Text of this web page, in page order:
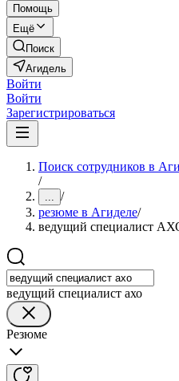
Помощь
Ещё
Поиск
Агидель
Войти
Войти
Зарегистрироваться
Поиск сотрудников в
/
... /
резюме в Агиделе/
ведущий специалист
ведущий специалист ахо
Резюме